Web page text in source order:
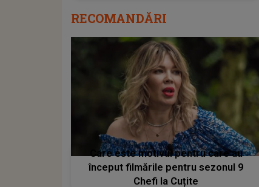
RECOMANDĂRI
Care este motivul pentru care au
început filmările pentru sezonul 9
Chefi la Cuțite